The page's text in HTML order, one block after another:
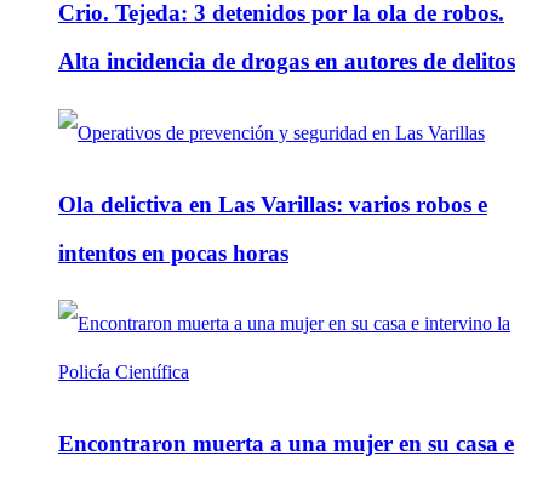
Crio. Tejeda: 3 detenidos por la ola de robos.
Alta incidencia de drogas en autores de delitos
Ola delictiva en Las Varillas: varios robos e
intentos en pocas horas
Encontraron muerta a una mujer en su casa e